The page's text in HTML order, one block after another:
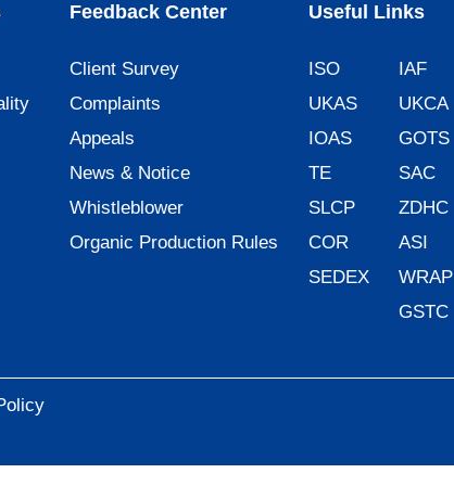
Feedback Center
Client Survey
Complaints
Appeals
News & Notice
Whistleblower
Organic Production Rules
Useful Links
ISO
UKAS
IOAS
TE
SLCP
COR
SEDEX
IAF
UKCA
GOTS
SAC
ZDHC
ASI
WRAP
GSTC